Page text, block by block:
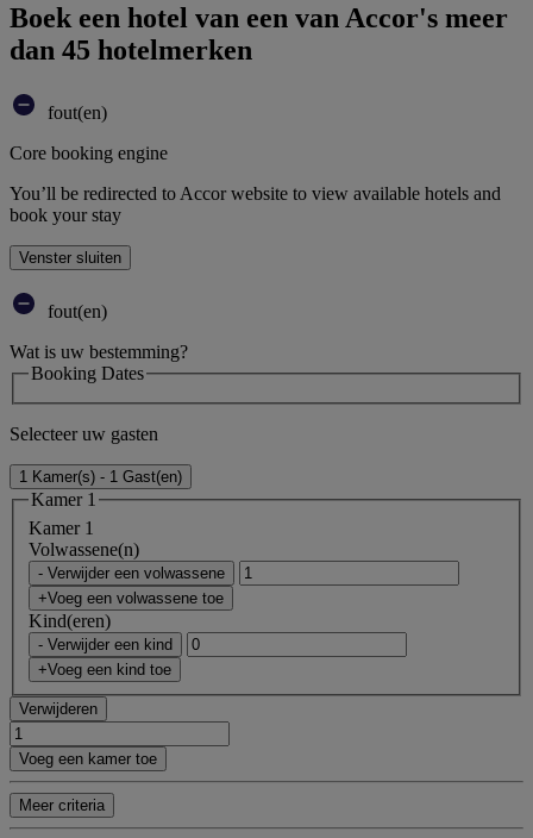
Boek een hotel van een van Accor's meer
dan 45 hotelmerken
fout(en)
Core booking engine
You’ll be redirected to Accor website to view available hotels and
book your stay
Venster sluiten
fout(en)
Wat is uw bestemming?
Booking Dates
Selecteer uw gasten
1 Kamer(s) - 1 Gast(en)
Kamer 1
Kamer 1
Volwassene(n)
- Verwijder een volwassene
+Voeg een volwassene toe
Kind(eren)
- Verwijder een kind
+Voeg een kind toe
Verwijderen
Voeg een kamer toe
Meer criteria